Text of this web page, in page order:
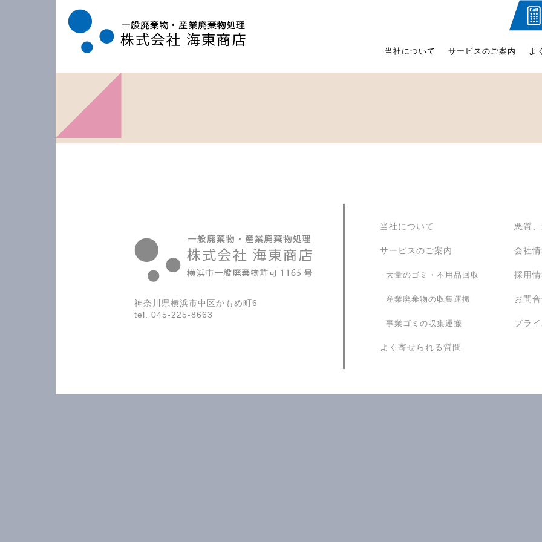
当社について サービスのご案内 よ
神奈川県横浜市中区かもめ町6
tel. 045-225-8663
当社について
サービスのご案内
大量のゴミ・不用品回収
産業廃棄物の収集運搬
事業ゴミの収集運搬
よく寄せられる質問
悪質
会社
採用
お問
プラ